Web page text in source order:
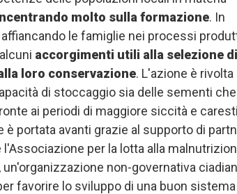
molto sulla formazione. In
affiancando le famiglie nei processi
accorgimenti utili alla selezione di
loro conservazione. L'azione è rivolta
di stoccaggio sia delle sementi che
ai periodi di maggiore siccità e
è portata avanti grazie al supporto di
l'Associazione per la lotta alla
un'organizzazione non-governativa
favorire lo sviluppo di una buon sistema